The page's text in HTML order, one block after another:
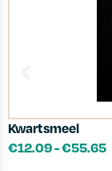
Kwartsmeel
€12.09-€55.65